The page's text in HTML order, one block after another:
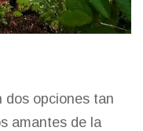
dos opciones tan
amantes de la